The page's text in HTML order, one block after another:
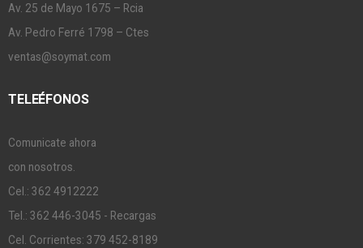
Av. 25 de Mayo 1675 – Rcia
Av. Pedro Ferré 1798 – Ctes
ventas@soymat.com
TELEÉFONOS
Comunicate ahora
con nosotros.
Cel.: 362 4912222
Tel.: 362 446-3045 - Recargas
Cel. Corrientes: 379 452-8189